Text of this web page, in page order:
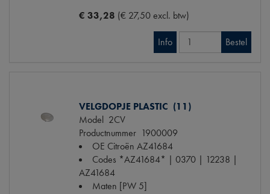
€ 33,28 (€ 27,50 excl. btw)
Info Bestel
VELGDOPJE PLASTIC (11)
Model 2CV
Productnummer 1900009
OE Citroën AZ41684
Codes *AZ41684* | 0370 | 12238 |
AZ41684
Maten [PW 5]